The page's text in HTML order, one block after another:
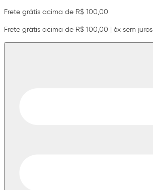
Frete grátis acima de R$ 100,00
Frete grátis acima de R$ 100,00 | 6x sem juros